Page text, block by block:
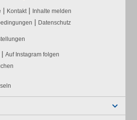
| Kontakt | Inhalte melden
| Datenschutz
| Auf Instagram folgen